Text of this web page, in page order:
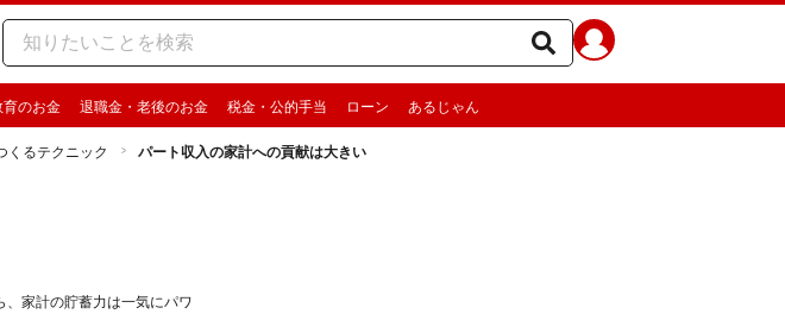
育のお金 退職金・老後のお金 税金・公的手当 ローン あるじゃん
くるテクニック パート収入の家計への貢献は大きい
家計の貯蓄力は一気にパワ